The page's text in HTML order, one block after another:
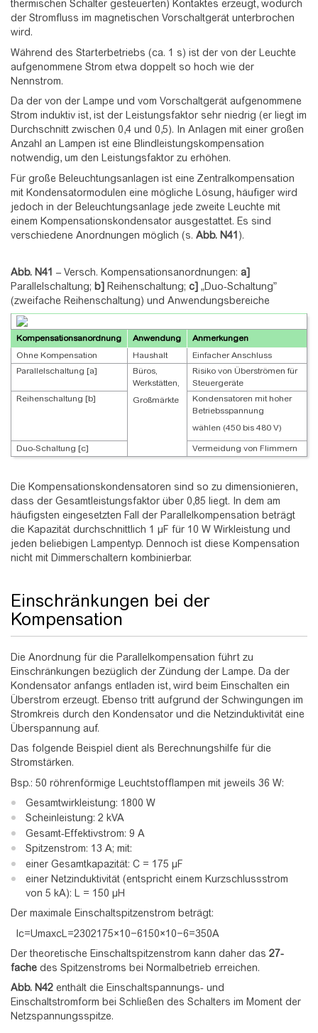
thermischen Schalter gesteuerten) Kontaktes erzeugt, wodurch
der Stromfluss im magnetischen Vorschaltgerät unterbrochen
wird.
Während des Starterbetriebs (ca. 1 s) ist der von der Leuchte
aufgenommene Strom etwa doppelt so hoch wie der
Nennstrom.
Da der von der Lampe und vom Vorschaltgerät aufgenommene
Strom induktiv ist, ist der Leistungsfaktor sehr niedrig (er liegt im
Durchschnitt zwischen 0,4 und 0,5). In Anlagen mit einer großen
Anzahl an Lampen ist eine Blindleistungskompensation
notwendig, um den Leistungsfaktor zu erhöhen.
Für große Beleuchtungsanlagen ist eine Zentralkompensation
mit Kondensatormodulen eine mögliche Lösung, häufiger wird
jedoch in der Beleuchtungsanlage jede zweite Leuchte mit
einem Kompensationskondensator ausgestattet. Es sind
verschiedene Anordnungen möglich (s. Abb. N41 ).
Abb. N41 – Versch. Kompensationsanordnungen: a]
Parallelschaltung; b] Reihenschaltung; c] „Duo-Schaltung”
(zweifache Reihenschaltung) und Anwendungsbereiche
Kompensationsanordnung Anwendung
Anmerkungen
Ohne Kompensation
Haushalt
Einfacher Anschluss
Parallelschaltung [a]
Büros,
Werkstätten,
Großmärkte
Risiko von Überströmen für
Steuergeräte
Reihenschaltung [b]
Kondensatoren mit hoher
Betriebsspannung
wählen (450 bis 480 V)
Duo-Schaltung [c] Vermeidung von Flimmern
Die Kompensationskondensatoren sind so zu dimensionieren,
dass der Gesamtleistungsfaktor über 0,85 liegt. In dem am
häufigsten eingesetzten Fall der Parallelkompensation beträgt
die Kapazität durchschnittlich 1 µF für 10 W Wirkleistung und
jeden beliebigen Lampentyp. Dennoch ist diese Kompensation
nicht mit Dimmerschaltern kombinierbar.
Einschränkungen bei der
Kompensation
Die Anordnung für die Parallelkompensation führt zu
Einschränkungen bezüglich der Zündung der Lampe. Da der
Kondensator anfangs entladen ist, wird beim Einschalten ein
Überstrom erzeugt. Ebenso tritt aufgrund der Schwingungen im
Stromkreis durch den Kondensator und die Netzinduktivität eine
Überspannung auf.
Das folgende Beispiel dient als Berechnungshilfe für die
Stromstärken.
Bsp.: 50 röhrenförmige Leuchtstofflampen mit jeweils 36 W:
Gesamtwirkleistung: 1800 W
Scheinleistung: 2 kVA
Gesamt-Effektivstrom: 9 A
Spitzenstrom: 13 A; mit:
einer Gesamtkapazität: C = 175 µF
einer Netzinduktivität (entspricht einem Kurzschlussstrom
von 5 kA): L = 150 µH
Der maximale Einschaltspitzenstrom beträgt:
Ic=UmaxcL =2302175×10−6150×10−6=350A
Der theoretische Einschaltspitzenstrom kann daher das 27-
fache des Spitzenstroms bei Normalbetrieb erreichen.
Abb. N42 enthält die Einschaltspannungs- und
Einschaltstromform bei Schließen des Schalters im Moment der
Netzspannungsspitze.